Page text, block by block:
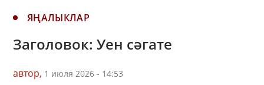
ЯҢАЛЫКЛАР
Заголовок: Уен сәгате
автор, 1 июля 2026 - 14:53